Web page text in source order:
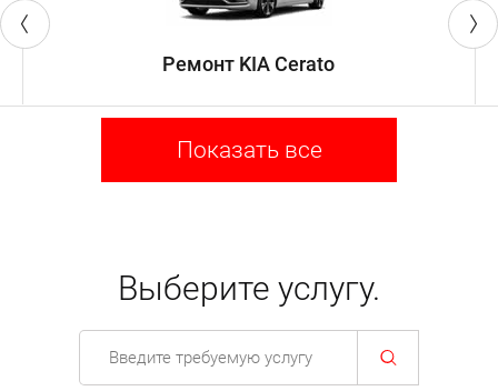
Ремонт KIA Cerato
Показать все
Выберите услугу.